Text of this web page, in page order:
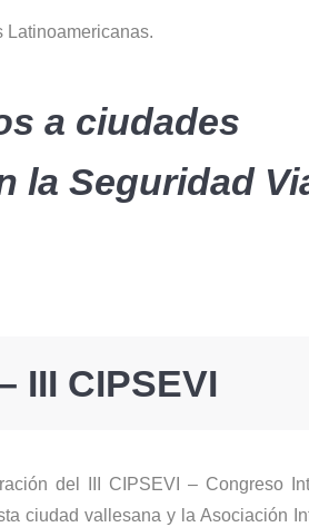
Latinoamericanas.
a ciudades
laSeguridad
III CIPSEVI
del III CIPSEVI – Congreso
ciudad vallesana y la Asociación